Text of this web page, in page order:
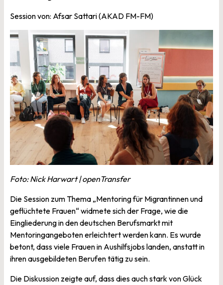
Session von: Afsar Sattari (AKAD FM-FM)
Foto: Nick Harwart | openTransfer
Die Session zum Thema „Mentoring für Migrantinnen und
geflüchtete Frauen“ widmete sich der Frage, wie die
Eingliederung in den deutschen Berufsmarkt mit
Mentoringangeboten erleichtert werden kann. Es wurde
betont, dass viele Frauen in Aushilfsjobs landen, anstatt in
ihren ausgebildeten Berufen tätig zu sein.
Die Diskussion zeigte auf, dass dies auch stark von Glück